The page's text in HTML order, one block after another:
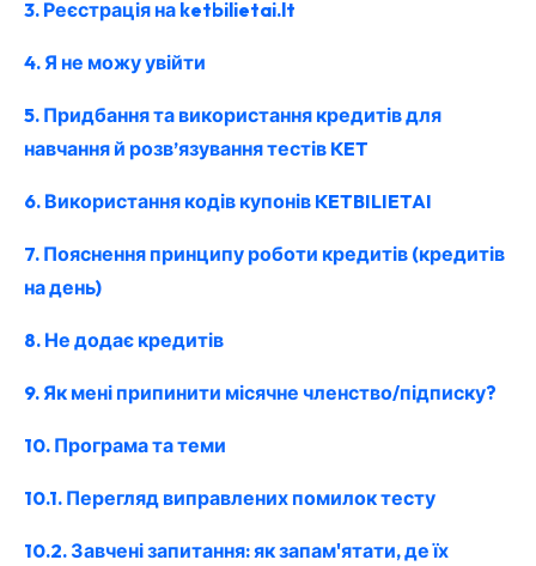
3. Реєстрація на ketbilietai.lt
4. Я не можу увійти
5. Придбання та використання кредитів для
навчання й розв’язування тестів KET
6. Використання кодів купонів KETBILIETAI
7. Пояснення принципу роботи кредитів (кредитів
на день)
8. Не додає кредитів
9. Як мені припинити місячне членство/підписку?
10. Програма та теми
10.1. Перегляд виправлених помилок тесту
10.2. Завчені запитання: як запам'ятати, де їх